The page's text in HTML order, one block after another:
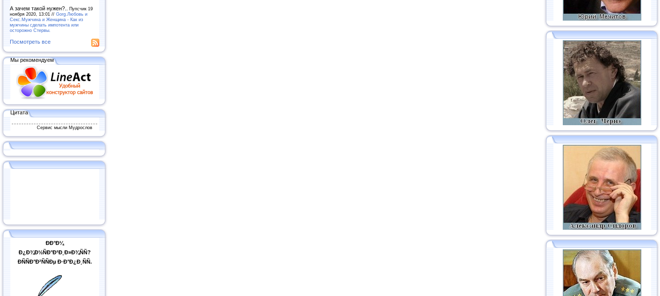
А зачем такой нужен?.. Пупсчик 19
ноября 2020, 13:01 // Gorg.Любовь и
Секс.Мужчина и Женщина - Как из
мужчины сделать импотента или
осторожно Стервы.
Посмотреть все
Мы рекомендуем
Цитата
Сервис мысли Мудрослов
ÐÐ°Ð¼
Ð¿Ð¾Ð½ÑÐ°Ð²Ð¸Ð»Ð¾ÑÑ?
ÐÑÑÐ°Ð²ÑÑÐµ Ð·Ð°Ð¿Ð¸ÑÑ.